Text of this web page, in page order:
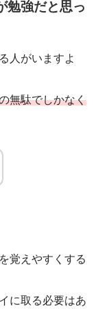
勉強だと思っ
人がいますよ
無駄でしかなく
覚えやすくする
に取る必要はあ